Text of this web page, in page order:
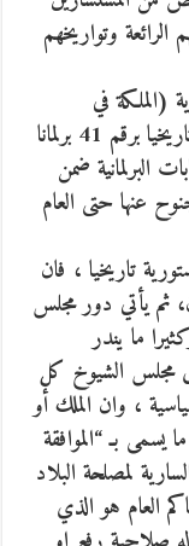
الرائعة وتواريخهم
(الملكة في
البرلمان) ، وان البرلمان الحالي هو المتسلسل تاريخيا برقم 41 برلمانا
البرلمانية ضمن
عنها حتى العام
تاريخيا ، فان
ثم يأتي دور مجلس
ما يندر
مجلس الشيوخ كل
، وان الملك أو
بـ “الموافقة
لمصلحة البلاد
العام هو الذي